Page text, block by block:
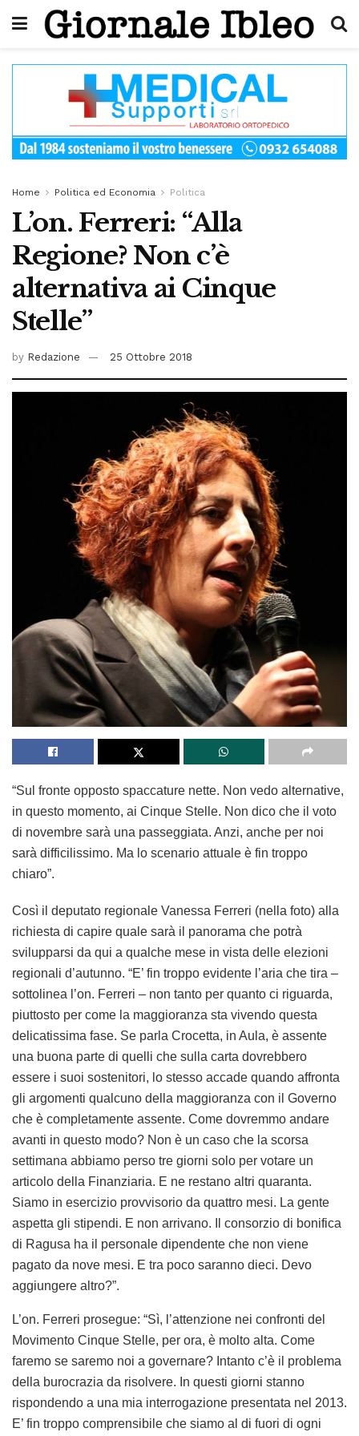
Home Politica ed Economia Politica
L’on. Ferreri: “Alla
Regione? Non c’è
alternativa ai Cinque
Stelle”
by Redazione 25 Ottobre 2018
“Sul fronte opposto spaccature nette. Non vedo alternative,
in questo momento, ai Cinque Stelle. Non dico che il voto
di novembre sarà una passeggiata. Anzi, anche per noi
sarà difficilissimo. Ma lo scenario attuale è fin troppo
chiaro”.
Così il deputato regionale Vanessa Ferreri (nella foto) alla
richiesta di capire quale sarà il panorama che potrà
svilupparsi da qui a qualche mese in vista delle elezioni
regionali d’autunno. “E’ fin troppo evidente l’aria che tira –
sottolinea l’on. Ferreri – non tanto per quanto ci riguarda,
piuttosto per come la maggioranza sta vivendo questa
delicatissima fase. Se parla Crocetta, in Aula, è assente
una buona parte di quelli che sulla carta dovrebbero
essere i suoi sostenitori, lo stesso accade quando affronta
gli argomenti qualcuno della maggioranza con il Governo
che è completamente assente. Come dovremmo andare
avanti in questo modo? Non è un caso che la scorsa
settimana abbiamo perso tre giorni solo per votare un
articolo della Finanziaria. E ne restano altri quaranta.
Siamo in esercizio provvisorio da quattro mesi. La gente
aspetta gli stipendi. E non arrivano. Il consorzio di bonifica
di Ragusa ha il personale dipendente che non viene
pagato da nove mesi. E tra poco saranno dieci. Devo
aggiungere altro?”.
L’on. Ferreri prosegue: “Sì, l’attenzione nei confronti del
Movimento Cinque Stelle, per ora, è molto alta. Come
faremo se saremo noi a governare? Intanto c’è il problema
della burocrazia da risolvere. In questi giorni stanno
rispondendo a una mia interrogazione presentata nel 2013.
E’ fin troppo comprensibile che siamo al di fuori di ogni